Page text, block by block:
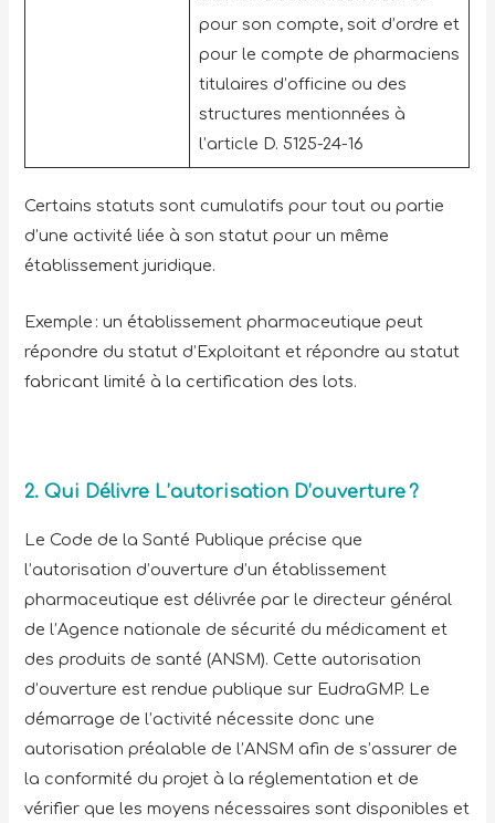
pour son compte, soit d’ordre et
pour le compte de pharmaciens
titulaires d’officine ou des
structures mentionnées à
l’article D. 5125-24-16
Certains statuts sont cumulatifs pour tout ou partie
d’une activité liée à son statut pour un même
établissement juridique.
Exemple : un établissement pharmaceutique peut
répondre du statut d’Exploitant et répondre au statut
fabricant limité à la certification des lots.
2. Qui Délivre L’autorisation D’ouverture ?
Le Code de la Santé Publique précise que
l’autorisation d’ouverture d’un établissement
pharmaceutique est délivrée par le directeur général
de l’Agence nationale de sécurité du médicament et
des produits de santé (ANSM). Cette autorisation
d’ouverture est rendue publique sur EudraGMP. Le
démarrage de l’activité nécessite donc une
autorisation préalable de l’ANSM afin de s’assurer de
la conformité du projet à la réglementation et de
vérifier que les moyens nécessaires sont disponibles et